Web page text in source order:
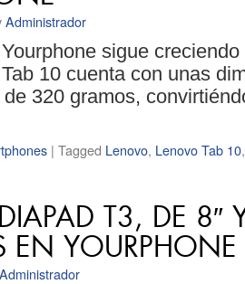
Administrador
sigue creciendo
10 cuenta con unas
de 320 gramos,
| Tagged Lenovo, Lenovo Tab 10
T3, DE 8″
EN YOURPHONE
Administrador